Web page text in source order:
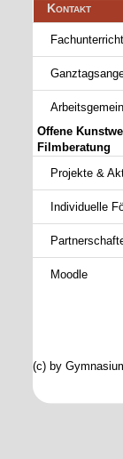
Kontakt
überspringen
Fachunterricht
Offene
Filmberatung
Projekte &
Individuelle
Moodle
(c) by